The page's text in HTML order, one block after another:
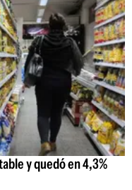
y quedó en 4,3%